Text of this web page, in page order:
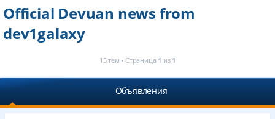
Official Devuan news from
dev1galaxy
15 тем • Страница 1 из 1
Объявления